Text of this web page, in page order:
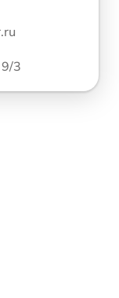
3